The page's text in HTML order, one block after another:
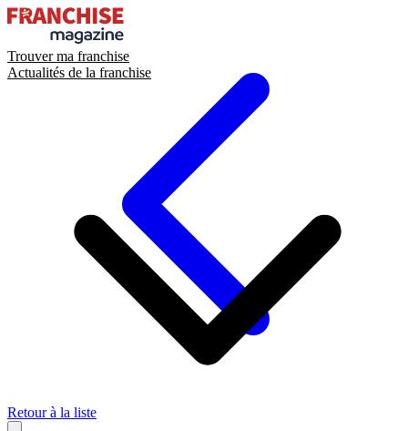
Trouver ma franchise
Actualités de la franchise
Retour à la liste